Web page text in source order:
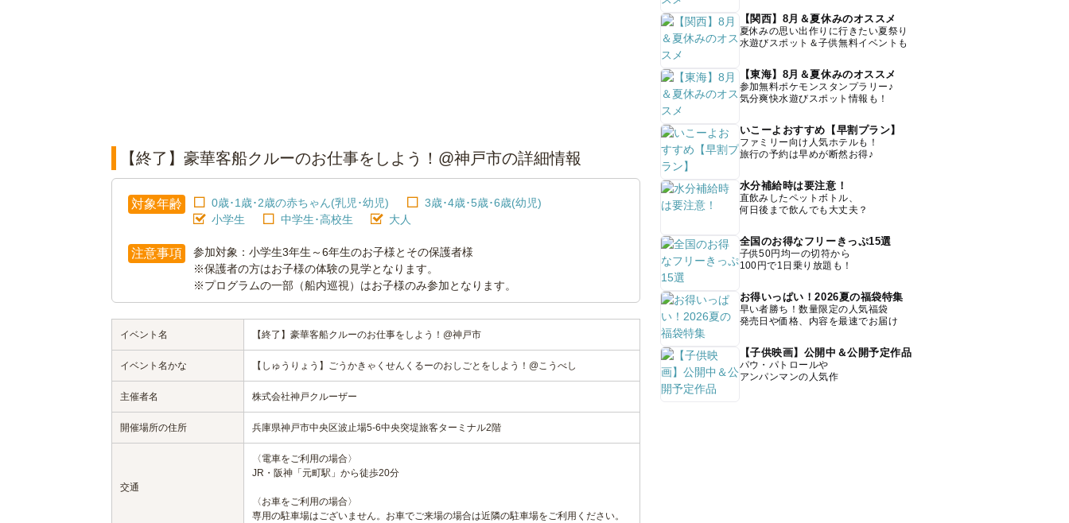
【終了】豪華客船クルーのお仕事をしよう！@神戸市の詳細情報
対象年齢 0歳･1歳･2歳の赤ちゃん(乳児･幼児)
3歳･4歳･5歳･6歳(幼児)
小学生
中学生･高校生 大人
注意事項
参加対象：小学生3年生～6年生のお子様とその保護者様
※保護者の方はお子様の体験の見学となります。
※プログラムの一部（船内巡視）はお子様のみ参加となります。
イベント名 【終了】豪華客船クルーのお仕事をしよう！@神戸市
イベント名かな 【しゅうりょう】ごうかきゃくせんくるーのおしごとをしよう！@こうべし
主催者名 株式会社神戸クルーザー
開催場所の住所 兵庫県神戸市中央区波止場5‐6中央突堤旅客ターミナル2階
交通
〈電車をご利用の場合〉
JR・阪神「元町駅」から徒歩20分
〈お車をご利用の場合〉
専用の駐車場はございません。お車でご来場の場合は近隣の駐車場をご利用ください。
【関西】8月＆夏休みのオススメ
夏休みの思い出作りに行きたい夏祭り
水遊びスポット＆子供無料イベントも
【東海】8月＆夏休みのオススメ
参加無料ポケモンスタンプラリー♪
気分爽快水遊びスポット情報も！
いこーよおすすめ【早割プラン】
ファミリー向け人気ホテルも！
旅行の予約は早めが断然お得♪
水分補給時は要注意！
直飲みしたペットボトル、
何日後まで飲んでも大丈夫？
全国のお得なフリーきっぷ15選
子供50円均一の切符から
100円で1日乗り放題も！
お得いっぱい！2026夏の福袋特集
早い者勝ち！数量限定の人気福袋
発売日や価格、内容を最速でお届け
【子供映画】公開中＆公開予定作品
パウ・パトロールや
アンパンマンの人気作